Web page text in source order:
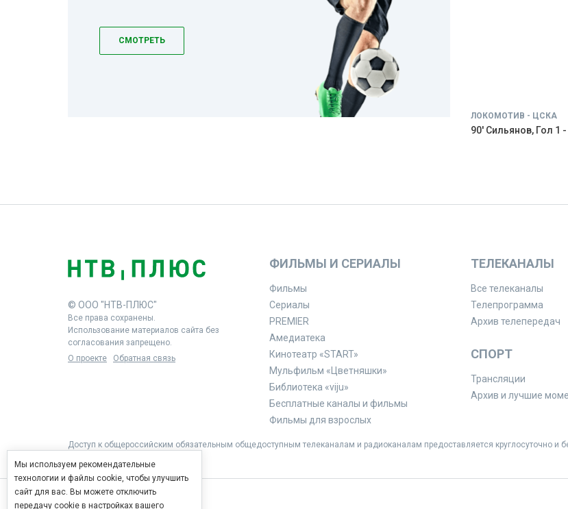
СМОТРЕТЬ
ЛОКОМОТИВ - ЦСКА
90' Сильянов, Гол 1 -
© ООО "НТВ-ПЛЮС"
Все права сохранены.
Использование материалов сайта без
согласования запрещено.
О проекте
Обратная связь
ФИЛЬМЫ И СЕРИАЛЫ
Фильмы
Сериалы
PREMIER
Амедиатека
Кинотеатр «START»
Мульфильм «Цветняшки»
Библиотека «viju»
Бесплатные каналы и фильмы
Фильмы для взрослых
ТЕЛЕКАНАЛЫ
Все телеканалы
Телепрограмма
Архив телепередач
СПОРТ
Трансляции
Архив и лучшие
Доступ к общероссийским обязательным общедоступным телеканалам и радиоканалам предоставляется круглосуточно и
Мы используем рекомендательные
технологии и файлы cookie, чтобы улучшить
сайт для вас. Вы можете отключить
передачу cookie в настройках вашего